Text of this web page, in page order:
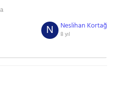
Neslihan Kortağ
8 yıl
N